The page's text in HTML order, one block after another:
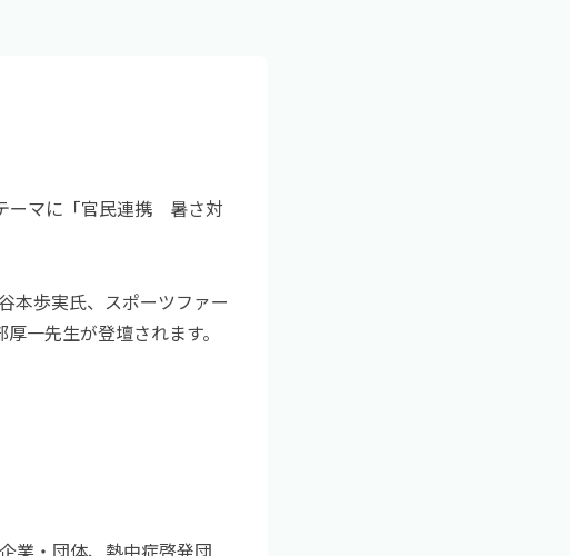
ーマに「官民連携　暑さ対
本歩実氏、スポーツファー
一先生が登壇されます。
業・団体、熱中症啓発団